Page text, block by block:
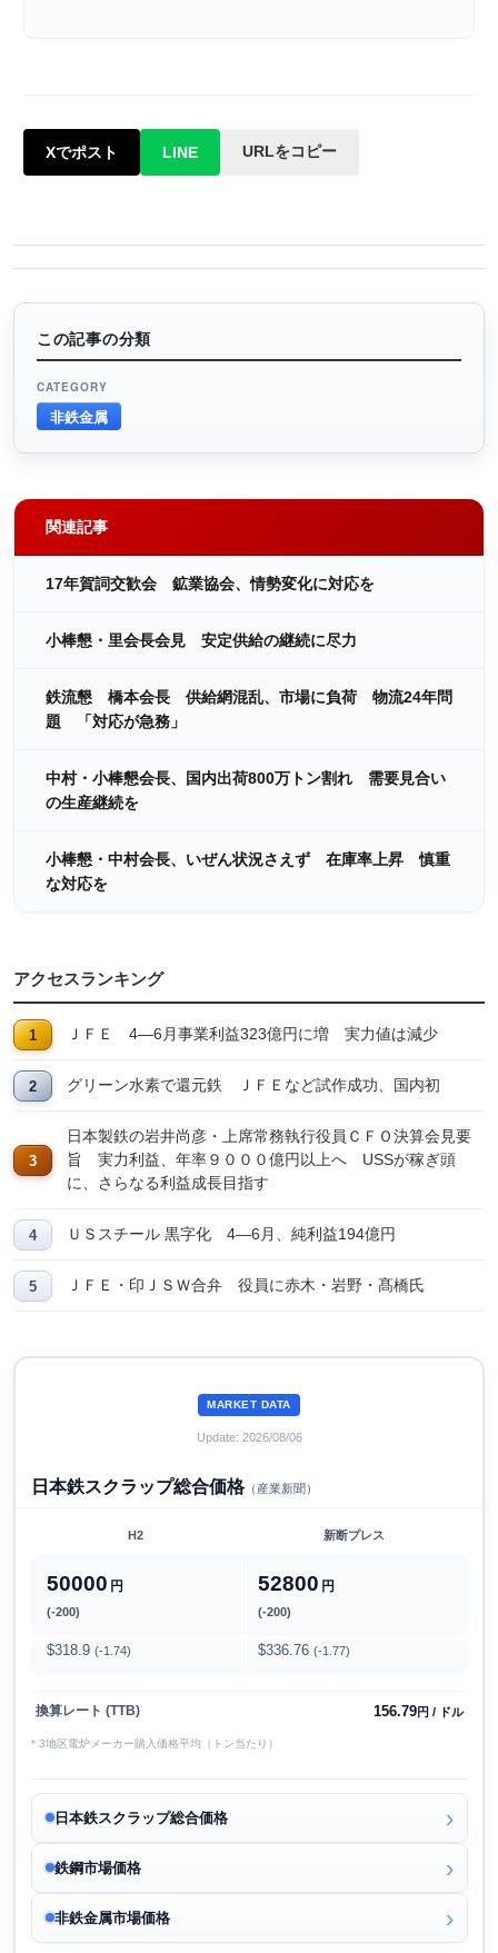
Xでポスト LINE URLをコピー
この記事の分類
CATEGORY
非鉄金属
関連記事
17年賀詞交歓会 鉱業協会、情勢変化に対応を
小棒懇・里会長会見 安定供給の継続に尽力
鉄流懇 橋本会長 供給網混乱、市場に負荷 物流24年問
題 「対応が急務」
中村・小棒懇会長、国内出荷800万トン割れ 需要見合い
の生産継続を
小棒懇・中村会長、いぜん状況さえず 在庫率上昇 慎重
な対応を
アクセスランキング
ＪＦＥ 4―6月事業利益323億円に増 実力値は減少
グリーン水素で還元鉄 ＪＦＥなど試作成功、国内初
日本製鉄の岩井尚彦・上席常務執行役員ＣＦＯ決算会見要
旨 実力利益、年率９０００億円以上へ USSが稼ぎ頭
に、さらなる利益成長目指す
ＵＳスチール 黒字化 4―6月、純利益194億円
ＪＦＥ・印ＪＳＷ合弁 役員に赤木・岩野・髙橋氏
MARKET DATA
Update: 2026/08/06
日本鉄スクラップ総合価格（産業新聞）
H2 新断プレス
50000 円
(-200)
52800 円
(-200)
$318.9 (-1.74) $336.76 (-1.77)
換算レート (TTB) 156.79円 / ドル
* 3地区電炉メーカー購入価格平均（トン当たり）
日本鉄スクラップ総合価格
鉄鋼市場価格
非鉄金属市場価格